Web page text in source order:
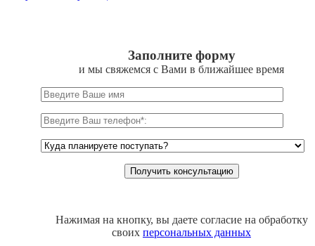
Заполните форму
и мы свяжемся с Вами в ближайшее время
Нажимая на кнопку, вы даете согласие на обработку
своих персональных данных